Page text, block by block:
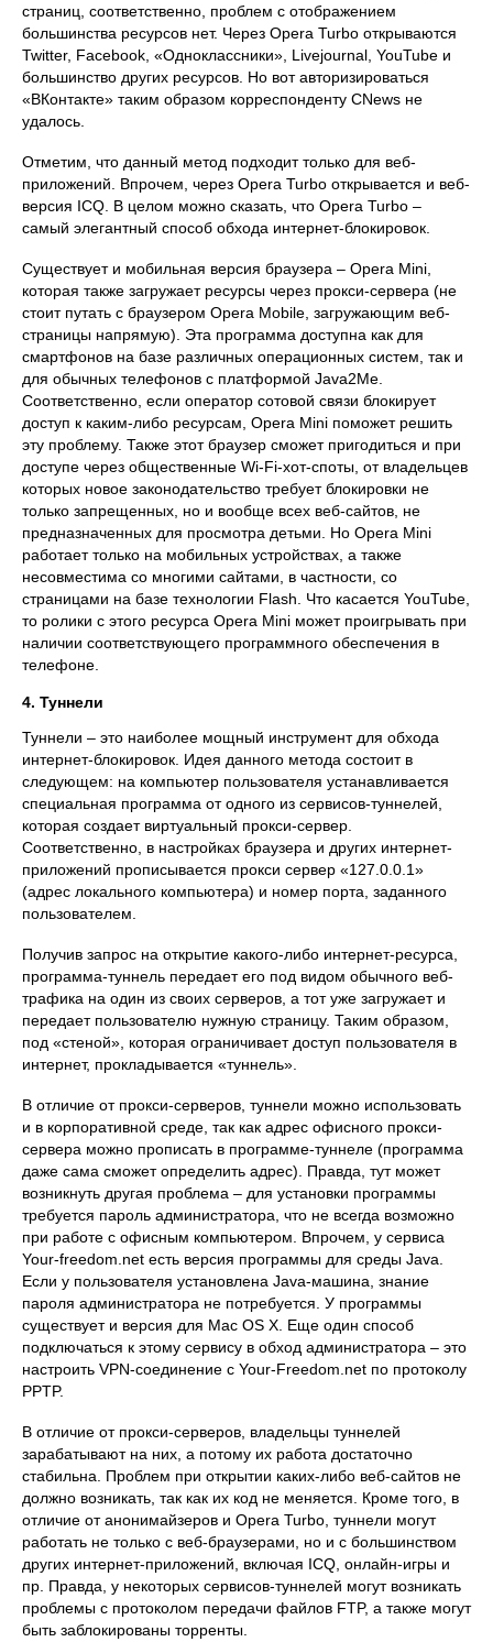
страниц, соответственно, проблем с отображением
большинства ресурсов нет. Через Opera Turbo открываются
Twitter, Facebook, «Одноклассники», Livejournal, YouTube и
большинство других ресурсов. Но вот авторизироваться
«ВКонтакте» таким образом корреспонденту CNews не
удалось.
Отметим, что данный метод подходит только для веб-
приложений. Впрочем, через Opera Turbo открывается и веб-
версия ICQ. В целом можно сказать, что Opera Turbo –
самый элегантный способ обхода интернет-блокировок.
Существует и мобильная версия браузера – Opera Mini,
которая также загружает ресурсы через прокси-сервера (не
стоит путать с браузером Opera Mobile, загружающим веб-
страницы напрямую). Эта программа доступна как для
смартфонов на базе различных операционных систем, так и
для обычных телефонов с платформой Java2Me.
Соответственно, если оператор сотовой связи блокирует
доступ к каким-либо ресурсам, Opera Mini поможет решить
эту проблему. Также этот браузер сможет пригодиться и при
доступе через общественные Wi-Fi-хот-споты, от владельцев
которых новое законодательство требует блокировки не
только запрещенных, но и вообще всех веб-сайтов, не
предназначенных для просмотра детьми. Но Opera Mini
работает только на мобильных устройствах, а также
несовместима со многими сайтами, в частности, со
страницами на базе технологии Flash. Что касается YouTube,
то ролики с этого ресурса Opera Mini может проигрывать при
наличии соответствующего программного обеспечения в
телефоне.
4. Туннели
Туннели – это наиболее мощный инструмент для обхода
интернет-блокировок. Идея данного метода состоит в
следующем: на компьютер пользователя устанавливается
специальная программа от одного из сервисов-туннелей,
которая создает виртуальный прокси-сервер.
Соответственно, в настройках браузера и других интернет-
приложений прописывается прокси сервер «127.0.0.1»
(адрес локального компьютера) и номер порта, заданного
пользователем.
Получив запрос на открытие какого-либо интернет-ресурса,
программа-туннель передает его под видом обычного веб-
трафика на один из своих серверов, а тот уже загружает и
передает пользователю нужную страницу. Таким образом,
под «стеной», которая ограничивает доступ пользователя в
интернет, прокладывается «туннель».
В отличие от прокси-серверов, туннели можно использовать
и в корпоративной среде, так как адрес офисного прокси-
сервера можно прописать в программе-туннеле (программа
даже сама сможет определить адрес). Правда, тут может
возникнуть другая проблема – для установки программы
требуется пароль администратора, что не всегда возможно
при работе с офисным компьютером. Впрочем, у сервиса
Your-freedom.net есть версия программы для среды Java.
Если у пользователя установлена Java-машина, знание
пароля администратора не потребуется. У программы
существует и версия для Mac OS X. Еще один способ
подключаться к этому сервису в обход администратора – это
настроить VPN-соединение с Your-Freedom.net по протоколу
PPTP.
В отличие от прокси-серверов, владельцы туннелей
зарабатывают на них, а потому их работа достаточно
стабильна. Проблем при открытии каких-либо веб-сайтов не
должно возникать, так как их код не меняется. Кроме того, в
отличие от анонимайзеров и Opera Turbo, туннели могут
работать не только с веб-браузерами, но и с большинством
других интернет-приложений, включая ICQ, онлайн-игры и
пр. Правда, у некоторых сервисов-туннелей могут возникать
проблемы с протоколом передачи файлов FTP, а также могут
быть заблокированы торренты.